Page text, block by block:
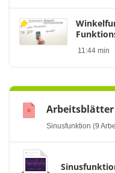
11:44 min
Arbeitsblätter
Sinusfunktion (9